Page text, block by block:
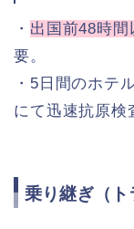
・ 出国前48時
要。
・5日間のホテ
にて迅速抗原検
乗り継ぎ（ト